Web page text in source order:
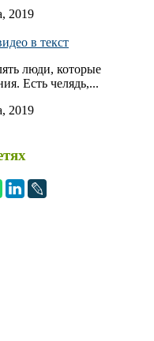
2019
в текст
люди, которые
Есть челядь,...
2019